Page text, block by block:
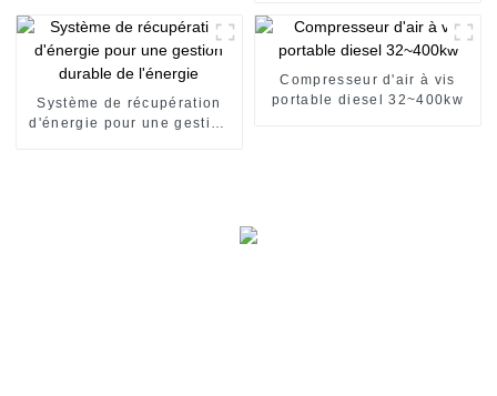
Système de récupération
d'énergie pour une gestion
Compresseur d'air à vis
portable diesel 32~400kw